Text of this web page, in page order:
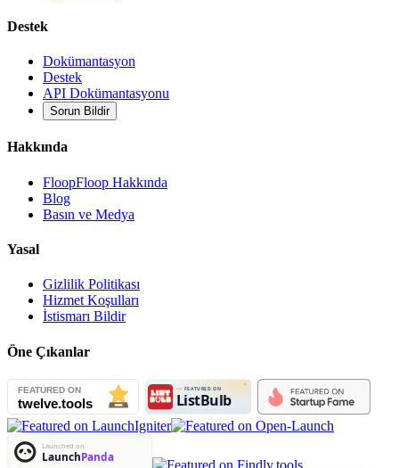
Destek
Dokümantasyon
Destek
API Dokümantasyonu
Sorun Bildir
Hakkında
FloopFloop Hakkında
Blog
Basın ve Medya
Yasal
Gizlilik Politikası
Hizmet Koşulları
İstismarı Bildir
Öne Çıkanlar